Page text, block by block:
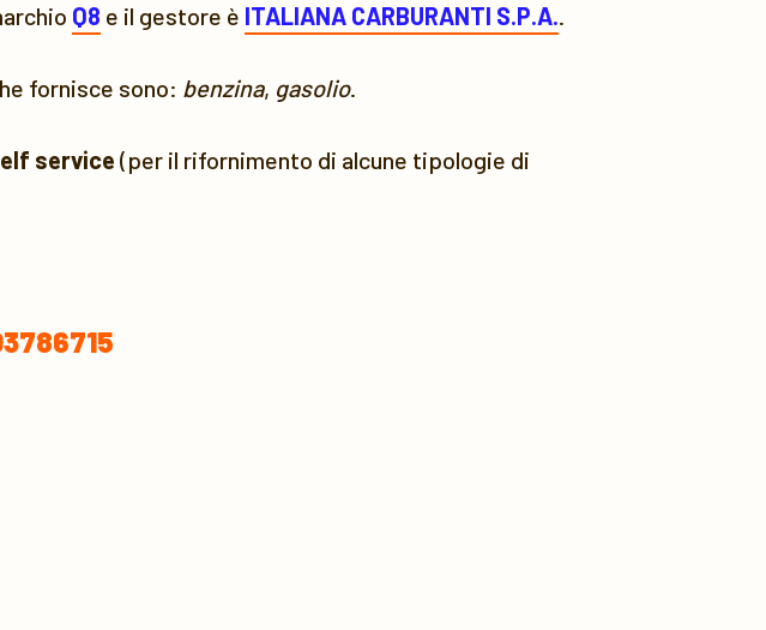
Q8 e il gestore è ITALIANA CARBURANTI S.P.A..
fornisce sono: benzina, gasolio.
service (per il rifornimento di alcune tipologie di